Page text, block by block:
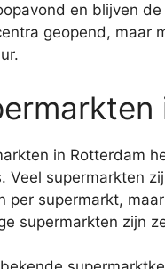
en blijven
geopend, maar
in Rotterdam
Veel supermarkten
per supermarkt,
supermarkten zijn